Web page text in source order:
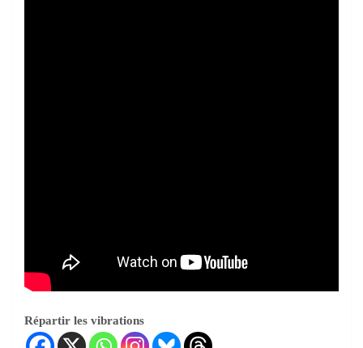
Répartir les vibrations